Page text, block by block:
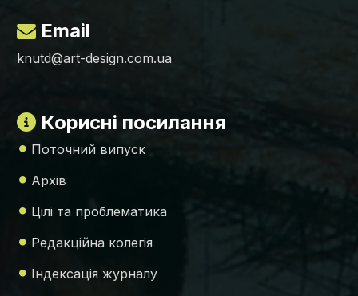
Email
knutd@art-design.com.ua
Корисні посилання
Поточний випуск
Архів
Цілі та проблематика
Редакційна колегія
Індексація журналу